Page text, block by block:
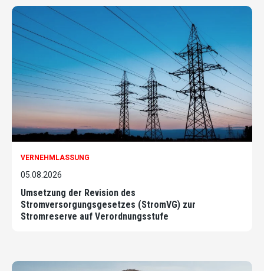
VERNEHMLASSUNG
05.08.2026
Umsetzung der Revision des
Stromversorgungsgesetzes (StromVG) zur
Stromreserve auf Verordnungsstufe